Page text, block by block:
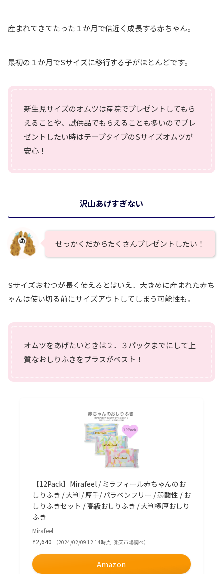
産まれてきてたった１か月で倍近く成長する赤ちゃん。
最初の１か月でSサイズに移行する子がほとんどです。
新生児サイズのオムツは産院でプレゼントしてもら
えることや、試供品でもらえることも多いのでプレ
ゼントしたい時はテープタイプのSサイズオムツが
安心！
沢山あげすぎない
せっかくだからたくさんプレゼントしたい！
Sサイズおむつが長く使えるとはいえ、大きめに産まれた赤ち
ゃんは使い切る前にサイズアウトしてしまう可能性も。
オムツをあげたいときは２．３パックまでにして上
質なおしりふきをプラスがベスト！
【12Pack】Mirafeel / ミラフィール赤ちゃんのお
しりふき / 大判 / 厚手/ パラベンフリー / 弱酸性 / お
しりふきセット / 高級おしりふき / 大判極厚おしり
ふき
Mirafeel
¥2,640
（2024/02/09 12:14時点 | 楽天市場調べ）
Amazon